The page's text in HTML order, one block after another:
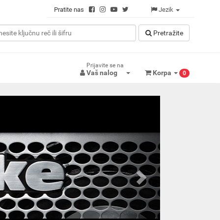
Pratite nas Jezik
Pretražitе
Prijavite se na
Vaš nalog Korpa 0